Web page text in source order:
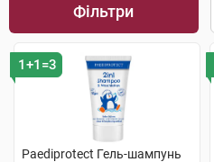
Фільтри
1+1=3
Paediprotect Гель-шампунь